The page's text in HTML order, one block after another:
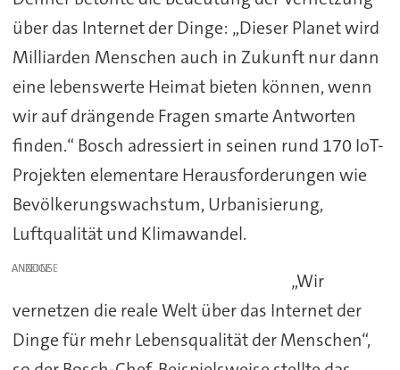
über das Internet der Dinge: „Dieser Planet wird
Milliarden Menschen auch in Zukunft nur dann
eine lebenswerte Heimat bieten können, wenn
wir auf drängende Fragen smarte Antworten
finden.“ Bosch adressiert in seinen rund 170 IoT-
Projekten elementare Herausforderungen wie
Bevölkerungswachstum, Urbanisierung,
Luftqualität und Klimawandel.
ANZEIGE
„Wir
vernetzen die reale Welt über das Internet der
Dinge für mehr Lebensqualität der Menschen“,